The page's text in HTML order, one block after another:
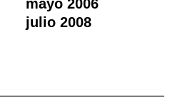
mayo 2006
julio 2008